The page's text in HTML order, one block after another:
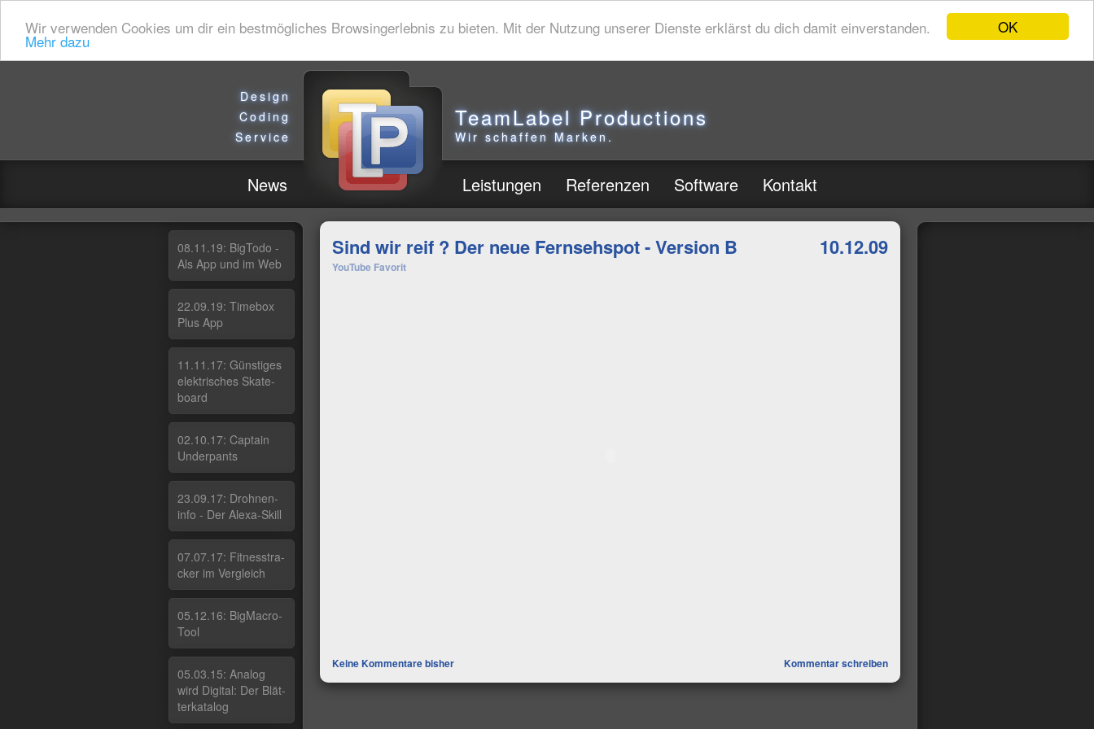
OK
Wir verwenden Cookies um dir ein bestmögliches Browsingerlebnis zu bieten. Mit der Nutzung unserer Dienste erklärst du dich damit einverstanden.
Mehr dazu
Design
Coding
Service
TeamLabel Productions
Wir schaffen Marken.
News Leistungen Referenzen Software Kontakt
08.11.19: Big­To­do -
Als App und im Web
22.09.19: Ti­me­box
Plus App
11.11.17: Güns­ti­ges
elek­tri­sches Ska­te­
board
02.10.17: Cap­tain
Un­der­pants
23.09.17: Droh­nen­
in­fo - Der Ale­xa-Skill
07.07.17: Fit­nes­stra­
cker im Ver­g­leich
05.12.16: Big­Macro­
Tool
05.03.15: Ana­log
wird Di­gi­tal: Der Blät­
ter­ka­ta­log
10.12.09
Sind wir reif ? Der neue Fernsehspot - Version B
YouTube Favorit
Keine Kommentare bisher Kommentar schreiben